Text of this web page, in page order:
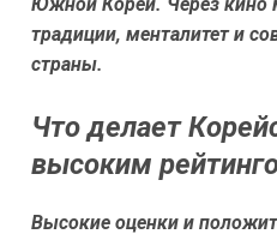
традиции, менталитет и
страны.
Что делает
высоким
Высокие оценки и